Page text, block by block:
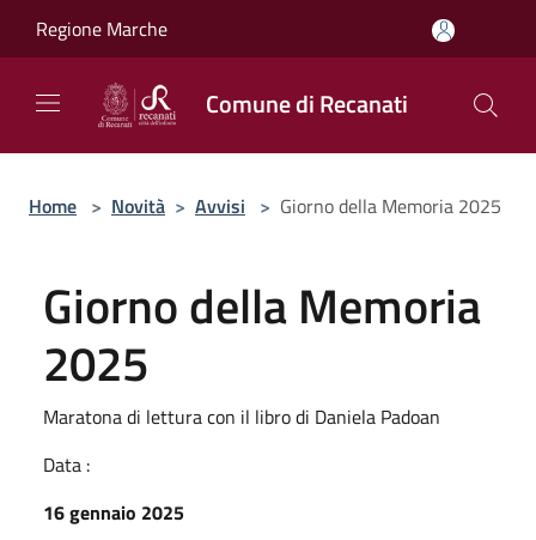
Regione Marche
Comune di Recanati
Home > Novità > Avvisi > Giorno della Memoria 2025
Giorno della Memoria
2025
Maratona di lettura con il libro di Daniela Padoan
Data :
16 gennaio 2025